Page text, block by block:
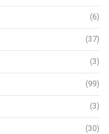
(6)
(37)
(3)
(99)
(3)
(30)